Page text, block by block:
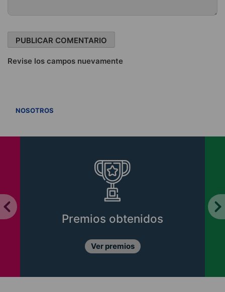
Revise los campos nuevamente
NOSOTROS
Premios obtenidos
Ver premios